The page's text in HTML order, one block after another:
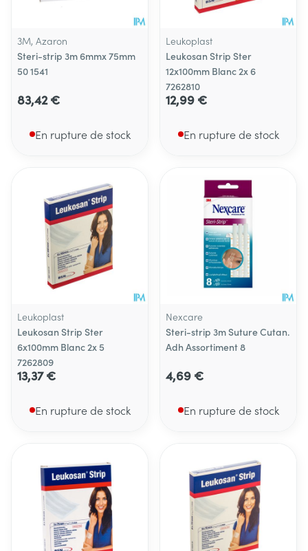
3M, Azaron
Steri-strip 3m 6mmx 75mm
50 1541
83,42 €
En rupture de stock
Leukoplast
Leukosan Strip Ster
12x100mm Blanc 2x 6
7262810
12,99 €
En rupture de stock
Leukoplast
Leukosan Strip Ster
6x100mm Blanc 2x 5
7262809
13,37 €
En rupture de stock
Nexcare
Steri-strip 3m Suture Cutan.
Adh Assortiment 8
4,69 €
En rupture de stock